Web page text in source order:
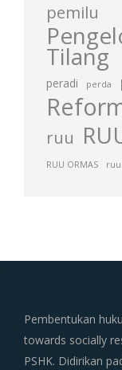
pemilu
Tilang
peradi perda
ruu
RUU ORMAS
Pembentukan
towards socially
PSHK. Didirikan